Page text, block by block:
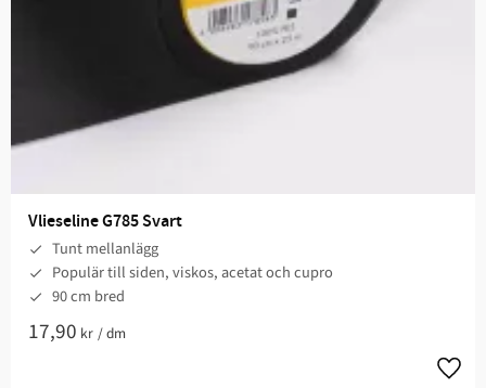
Vlieseline G785 Svart
Tunt mellanlägg
Populär till siden, viskos, acetat och cupro
90 cm bred
17,90 kr /dm